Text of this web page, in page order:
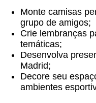
Monte camisas
grupo de amigos;
Crie lembranças
temáticas;
Desenvolva
Madrid;
Decore seu
ambientes